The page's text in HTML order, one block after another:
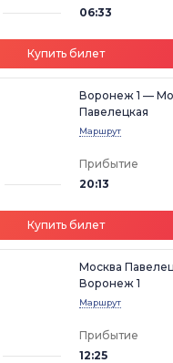
06:33
Купить билет
Воронеж 1 —
Павелецкая
Маршрут
Прибытие
20:13
Купить билет
Москва
Воронеж 1
Маршрут
Прибытие
12:25